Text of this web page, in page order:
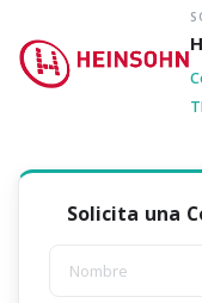
Solicita una